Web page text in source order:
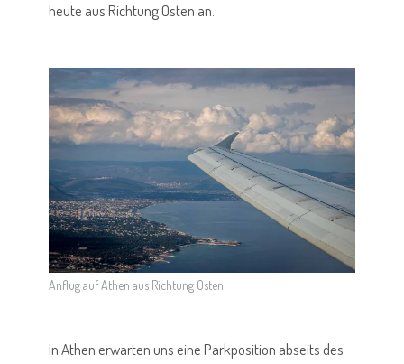
heute aus Richtung Osten an.
Anflug auf Athen aus Richtung Osten
In Athen erwarten uns eine Parkposition abseits des